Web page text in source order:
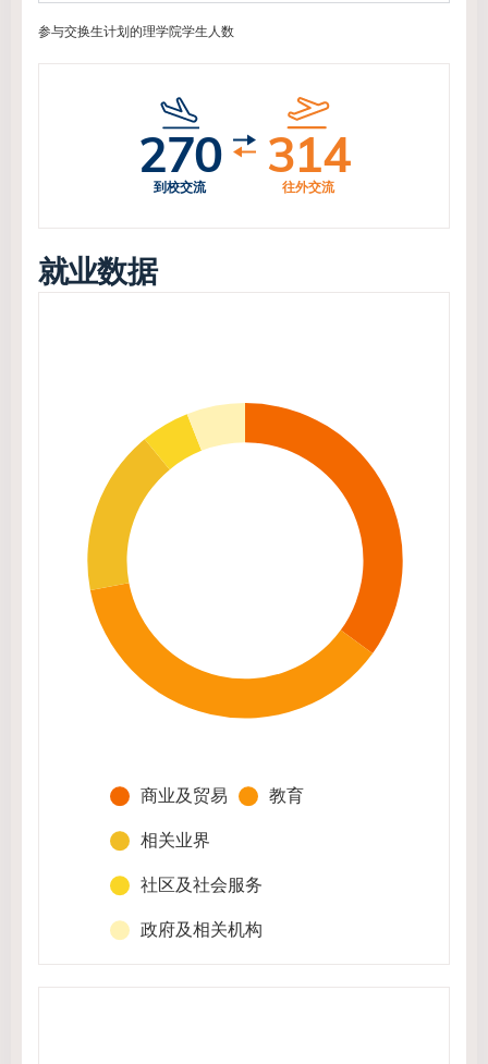
参与交换生计划的理学院学生人数
270
到校交流
314
往外交流
就业数据
商业及贸易 教育
相关业界
社区及社会服务
政府及相关机构